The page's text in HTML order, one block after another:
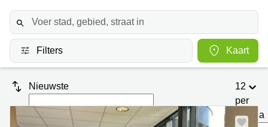
Coworking
Spaces
Vergaderruimten
Virtueel
Kantoor
Bedrijfsruimte
Amsterdam
Westpoort
Bergen
op
Breda
huren
Bergen
op
Zoom
Kantoor
Tiel
Kantoor
huren
Huurprijs
Log in
Filters Kaart
Nieuwste
12
per
pagina